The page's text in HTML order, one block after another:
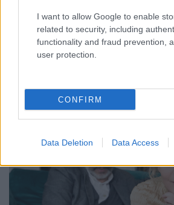
I want to allow Google to enable
related to security, including
functionality and fraud prevention,
user protection.
CONFIRM
Data Deletion Data Access
mtothorsi 2020. július 13.
Augusztus 21. és 29. között, a
meghirdetett versenyprogrammal,